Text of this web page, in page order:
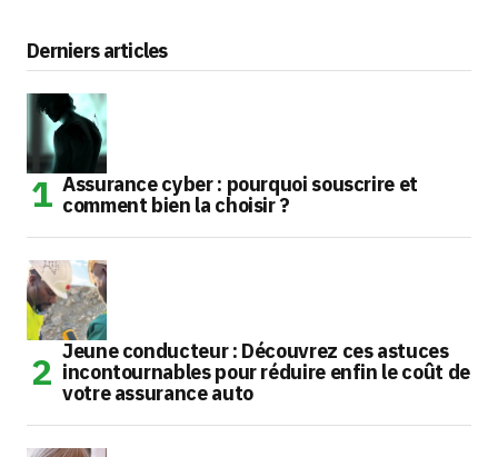
Derniers articles
Assurance cyber : pourquoi souscrire et
comment bien la choisir ?
Jeune conducteur : Découvrez ces astuces
incontournables pour réduire enfin le coût de
votre assurance auto